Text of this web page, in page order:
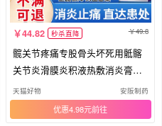
44.82 秒杀直降 49.8
髋关节疼痛专股骨头坏死用骶髂
关节炎滑膜炎积液热敷消炎膏药
贴KY
天猫好物 安阪制药
优惠4.98元